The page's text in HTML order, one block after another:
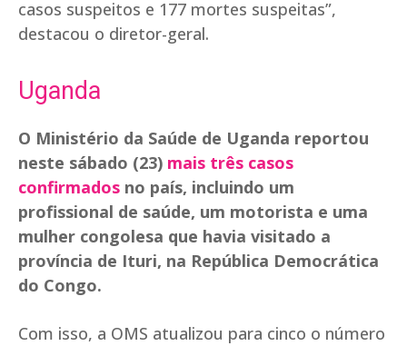
casos suspeitos e 177 mortes suspeitas”,
destacou o diretor-geral.
Uganda
O Ministério da Saúde de Uganda reportou
neste sábado (23) mais três casos
confirmados no país, incluindo um
profissional de saúde, um motorista e uma
mulher congolesa que havia visitado a
província de Ituri, na República Democrática
do Congo.
Com isso, a OMS atualizou para cinco o número